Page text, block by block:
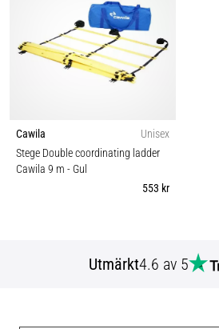
Cawila
Unisex
Stege Double coordinating ladder
Cawila 9 m - Gul
553 kr
Utmärkt4.6 av 5